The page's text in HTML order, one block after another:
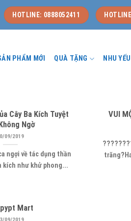
HOTLINE: 0888052411
PHẨM MỚI QUÀ TẶNG NHU
Cây Ba Kích Tuyệt
Ngờ
09/2019
ngợi về tác dụng thần
kích như khử phong...
VUI
Mart
09/2019